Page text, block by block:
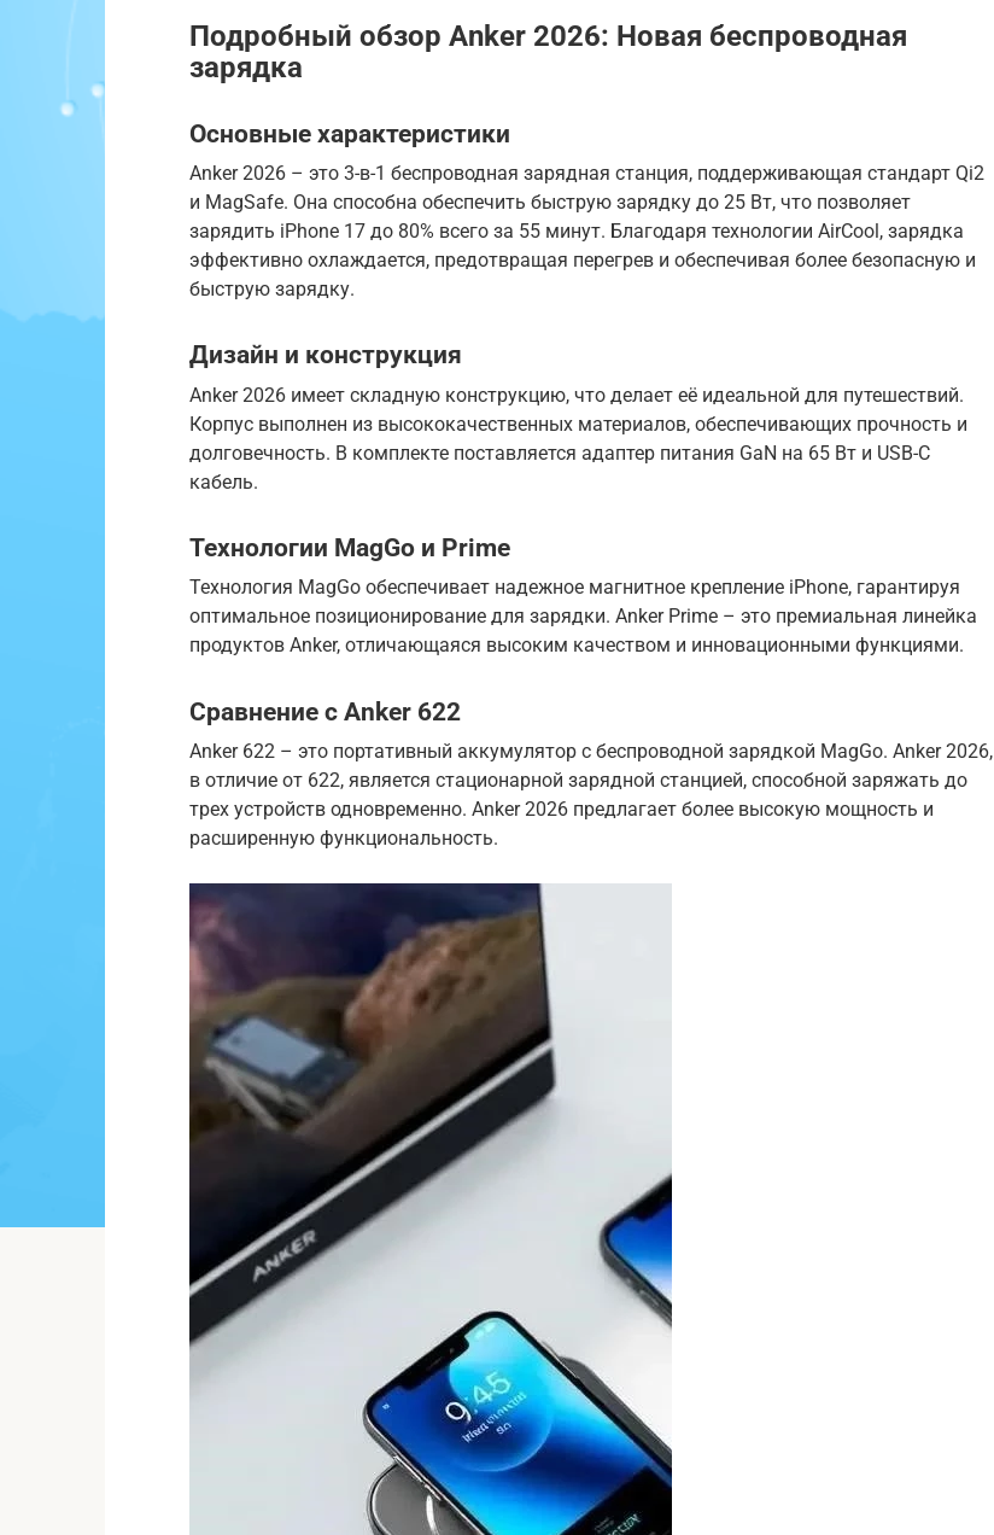
Подробный обзор Anker 2026: Новая беспроводная
зарядка
Основные характеристики
Anker 2026 – это 3-в-1 беспроводная зарядная станция, поддерживающая стандарт Qi2
и MagSafe. Она способна обеспечить быструю зарядку до 25 Вт, что позволяет
зарядить iPhone 17 до 80% всего за 55 минут. Благодаря технологии AirCool, зарядка
эффективно охлаждается, предотвращая перегрев и обеспечивая более безопасную и
быструю зарядку.
Дизайн и конструкция
Anker 2026 имеет складную конструкцию, что делает её идеальной для путешествий.
Корпус выполнен из высококачественных материалов, обеспечивающих прочность и
долговечность. В комплекте поставляется адаптер питания GaN на 65 Вт и USB-C
кабель.
Технологии MagGo и Prime
Технология MagGo обеспечивает надежное магнитное крепление iPhone, гарантируя
оптимальное позиционирование для зарядки. Anker Prime – это премиальная линейка
продуктов Anker, отличающаяся высоким качеством и инновационными функциями.
Сравнение с Anker 622
Anker 622 – это портативный аккумулятор с беспроводной зарядкой MagGo. Anker 2026,
в отличие от 622, является стационарной зарядной станцией, способной заряжать до
трех устройств одновременно. Anker 2026 предлагает более высокую мощность и
расширенную функциональность.